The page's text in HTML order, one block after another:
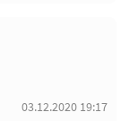
03.12.2020 19:17